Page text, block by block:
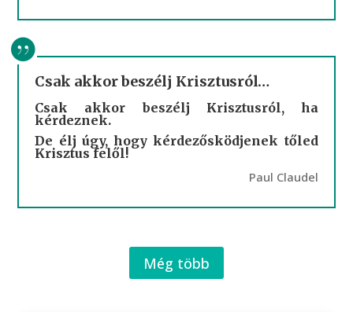
Csak akkor beszélj Krisztusról…
Csak akkor beszélj Krisztusról, ha
kérdeznek.
De élj úgy, hogy kérdezősködjenek tőled
Krisztus felől!
Paul Claudel
Még több